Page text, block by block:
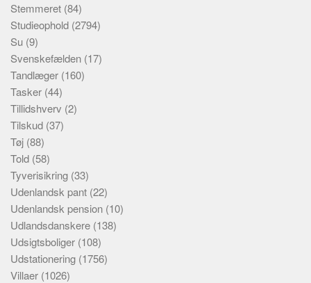
Stemmeret (84)
Studieophold (2794)
Su (9)
Svenskefælden (17)
Tandlæger (160)
Tasker (44)
Tillidshverv (2)
Tilskud (37)
Tøj (88)
Told (58)
Tyverisikring (33)
Udenlandsk pant (22)
Udenlandsk pension (10)
Udlandsdanskere (138)
Udsigtsboliger (108)
Udstationering (1756)
Villaer (1026)